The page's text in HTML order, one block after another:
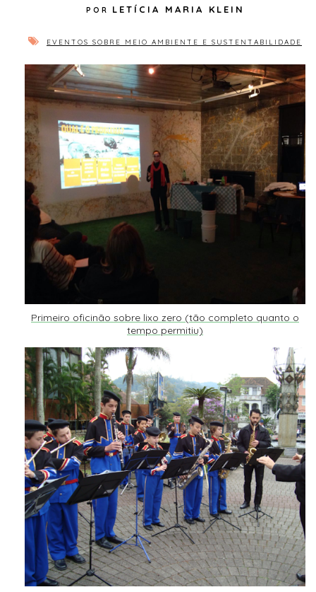
LETÍCIA MARIA KLEIN
EVENTOS SOBRE MEIO AMBIENTE E SUSTENTABILIDADE
Primeiro oficinão sobre lixo zero (tão completo quanto o
tempo permitiu)